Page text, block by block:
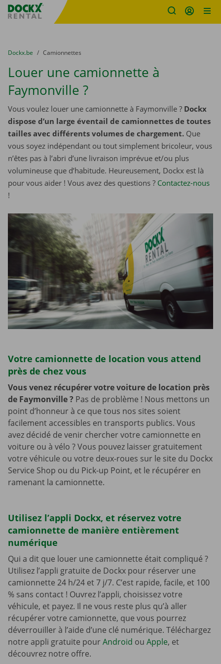
sitename
You are here:
du
Dockx.be to
Camionnettes
Louer une camionnette à
Faymonville ?
Vous voulez louer une camionnette à Faymonville ? Dockx
dispose d’un large éventail de camionnettes de toutes
tailles avec différents volumes de chargement. Que
vous soyez indépendant ou tout simplement bricoleur, vous
n’êtes pas à l’abri d’une livraison imprévue et/ou plus
volumineuse que d’habitude. Heureusement, Dockx est là
pour vous aider ! Vous avez des questions ? Contactez-nous
!
Votre camionnette de location vous attend
près de chez vous
Vous venez récupérer votre voiture de location près
de Faymonville? Pas de problème ! Nous mettons un
point d’honneur à ce que tous nos sites soient
facilement accessibles en transports publics. Vous
avez décidé de venir chercher votre camionnette en
voiture ou à vélo ? Vous pouvez laisser gratuitement
votre véhicule ou votre deux-roues sur le site du Dockx
Service Shop ou du Pick-up Point, et le récupérer en
ramenant la camionnette.
Utilisez l’appli Dockx, et réservez votre
camionnette de manière entièrement
numérique
Qui a dit que louer une camionnette était compliqué ?
Utilisez l’appli gratuite de Dockx pour réserver une
camionnette 24 h/24 et 7 j/7. C’est rapide, facile, et 100
% sans contact ! Ouvrez l’appli, choisissez votre
véhicule, et payez. Il ne vous reste plus qu’à aller
récupérer votre camionnette, que vous pourrez
déverrouiller à l’aide d’une clé numérique. Téléchargez
notre appli gratuite pourAndroid ou Apple, et
découvrez notre offre.